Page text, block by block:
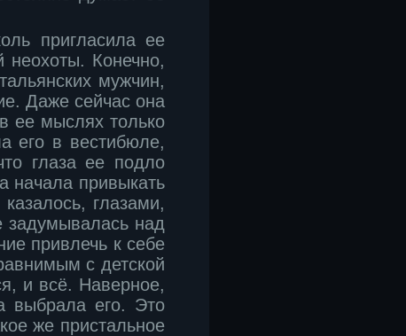
пригласила ее
неохоты. Конечно,
мужчин,
Даже сейчас она
ее мыслях только
его в вестибюле,
глаза ее подло
начала привыкать
глазами,
над
привлечь к себе
с детской
и всё. Наверное,
выбрала его. Это
же пристальное